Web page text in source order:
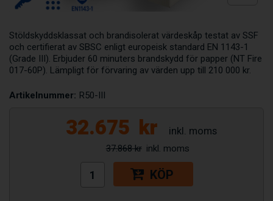
Stöldskyddsklassat och brandisolerat värdeskåp testat av SSF
och certifierat av SBSC enligt europeisk standard EN 1143-1
(Grade III). Erbjuder 60 minuters brandskydd för papper (NT Fire
017-60P). Lämpligt för förvaring av värden upp till 210 000 kr.
Artikelnummer: R50-III
32.675 kr
37.868 kr
KÖP